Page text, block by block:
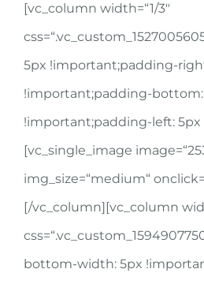
[vc_column width=“1/3″
5px !important;padding-
!important;padding-bottom:
!important;padding-left: 5px
[vc_single_image
img_size=“medium“
[/vc_column][vc_column
bottom-width: 5px